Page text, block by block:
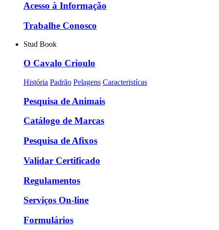
Acesso à Informação
Trabalhe Conosco
Stud Book
O Cavalo Crioulo
História Padrão Pelagens Caracteristícas
Pesquisa de Animais
Catálogo de Marcas
Pesquisa de Afixos
Validar Certificado
Regulamentos
Serviços On-line
Formulários